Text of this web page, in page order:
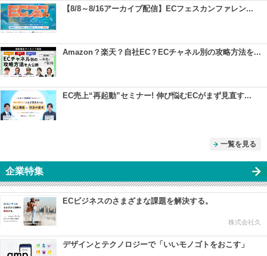
【8/8～8/16アーカイブ配信】ECフェスカンファレン...
Amazon？楽天？自社EC？ECチャネル別の攻略方法を...
EC売上“再起動”セミナー! 伸び悩むECがまず見直す...
一覧を見る
企業特集
ECビジネスのさまざまな課題を解決する。
株式会社久
デザインとテクノロジーで「いいモノゴトをおこす」